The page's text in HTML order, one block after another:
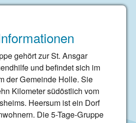
gehört zur St. Ansgar
und befindet sich im
der Gemeinde Holle. Sie
Kilometer südöstlich vom
Heersum ist ein Dorf
Die 5-Tage-Gruppe